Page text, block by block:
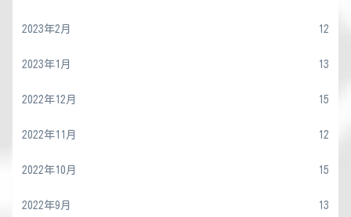
2023年2月 12
2023年1月 13
2022年12月 15
2022年11月 12
2022年10月 15
2022年9月 13